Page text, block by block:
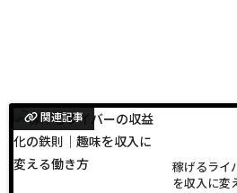
関連記事
稼げるライ
を収入に変